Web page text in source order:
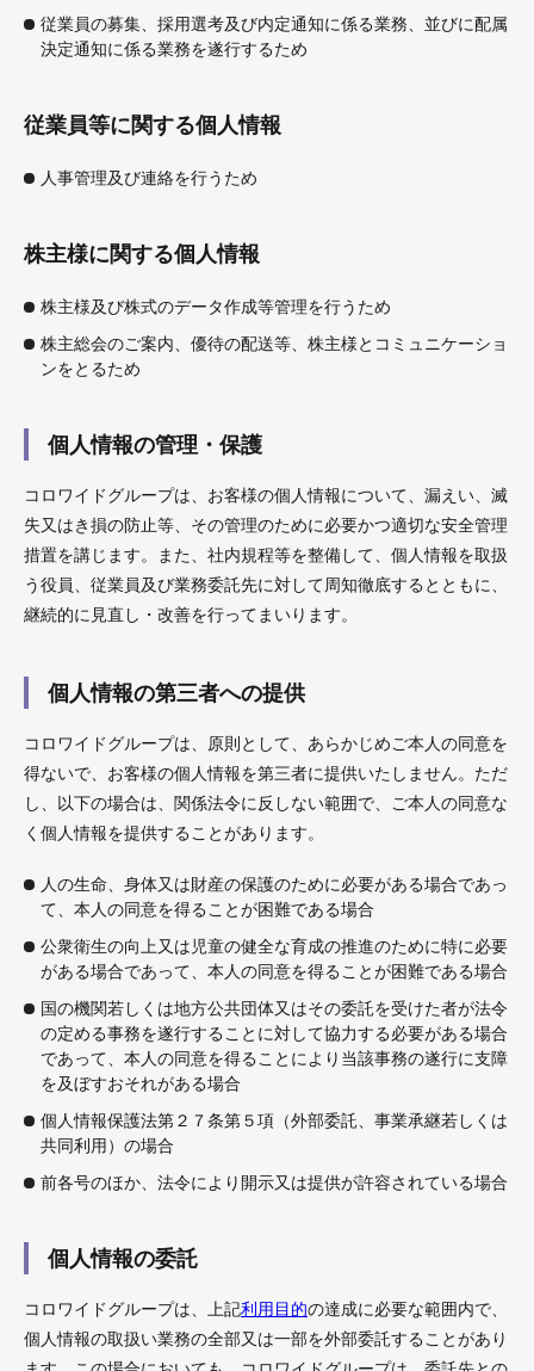
従業員の募集、採用選考及び内定通知に係る業務、並びに配属
決定通知に係る業務を遂行するため
従業員等に関する個人情報
人事管理及び連絡を行うため
株主様に関する個人情報
株主様及び株式のデータ作成等管理を行うため
株主総会のご案内、優待の配送等、株主様とコミュニケーショ
ンをとるため
個人情報の管理・保護
コロワイドグループは、お客様の個人情報について、漏えい、滅
失又はき損の防止等、その管理のために必要かつ適切な安全管理
措置を講じます。また、社内規程等を整備して、個人情報を取扱
う役員、従業員及び業務委託先に対して周知徹底するとともに、
継続的に見直し・改善を行ってまいります。
個人情報の第三者への提供
コロワイドグループは、原則として、あらかじめご本人の同意を
得ないで、お客様の個人情報を第三者に提供いたしません。ただ
し、以下の場合は、関係法令に反しない範囲で、ご本人の同意な
く個人情報を提供することがあります。
人の生命、身体又は財産の保護のために必要がある場合であっ
て、本人の同意を得ることが困難である場合
公衆衛生の向上又は児童の健全な育成の推進のために特に必要
がある場合であって、本人の同意を得ることが困難である場合
国の機関若しくは地方公共団体又はその委託を受けた者が法令
の定める事務を遂行することに対して協力する必要がある場合
であって、本人の同意を得ることにより当該事務の遂行に支障
を及ぼすおそれがある場合
個人情報保護法第２７条第５項（外部委託、事業承継若しくは
共同利用）の場合
前各号のほか、法令により開示又は提供が許容されている場合
個人情報の委託
コロワイドグループは、上記利用目的の達成に必要な範囲内で、
個人情報の取扱い業務の全部又は一部を外部委託することがあり